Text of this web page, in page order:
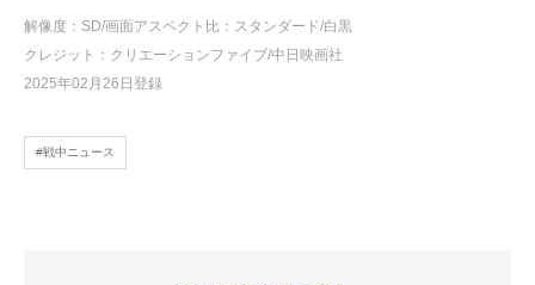
解像度：SD/画面アスペクト比：スタンダード/白黒
クレジット：クリエーションファイブ/中日映画社
2025年02月26日登録
#戦中ニュース